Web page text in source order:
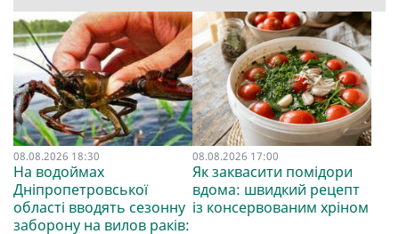
08.08.2026 18:30
На водоймах
Дніпропетровської
області вводять сезонну
заборону на вилов раків:
08.08.2026 17:00
Як заквасити помідори
вдома: швидкий рецепт
із консервованим хріном